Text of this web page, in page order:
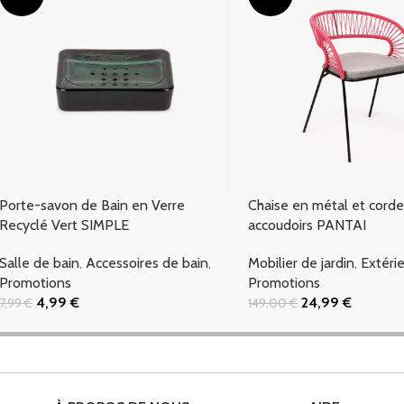
Porte-savon de Bain en Verre
Recyclé Vert SIMPLE
Salle de bain,Accessoires de bain,
Promotions
7,99€ 4,99€
Chaise en métal et
accoudoirs PANTAI
Mobilier de jardin,
Promotions
149,00€ 24,99€